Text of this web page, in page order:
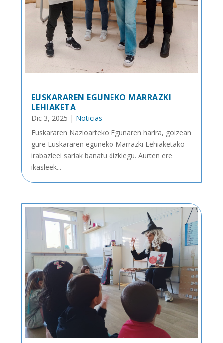
EUSKARAREN EGUNEKO MARRAZKI
LEHIAKETA
Dic 3, 2025 | Noticias
Euskararen Nazioarteko Egunaren harira, goizean
gure Euskararen eguneko Marrazki Lehiaketako
irabazleei sariak banatu dizkiegu. Aurten ere
ikasleek...